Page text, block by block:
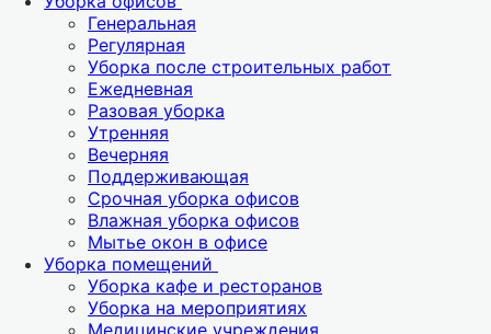
Генеральная
Регулярная
Уборка после строительных работ
Ежедневная
Разовая уборка
Утренняя
Вечерняя
Поддерживающая
Срочная уборка офисов
Влажная уборка офисов
Мытье окон в офисе
Уборка помещений
Уборка кафе и ресторанов
Уборка на мероприятиях
Медицинские учреждения